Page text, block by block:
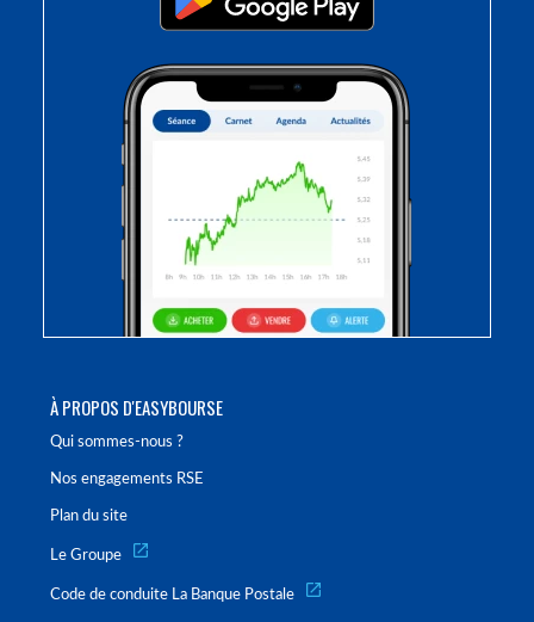
À PROPOS D'EASYBOURSE
Qui sommes-nous ?
Nos engagements RSE
Plan du site
Le Groupe
Code de conduite La Banque Postale